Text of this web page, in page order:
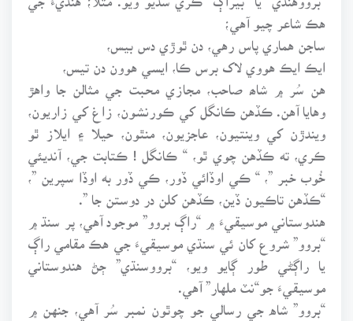
هڪ شاعر چيو آهي؛
ساجن هماري پاس رهي، دن ٿوڙي دس بيس،
ايڪ ايڪ هووي لاک برس ڪا، ايسي هوون دن تيس،
هن سُر ۾ شاھ صاحب، مجازي محبت جي مثالن جا واهڙ
وهايا آهن. ڪڏهن ڪانگل کي ڪورنشون، زاغ کي زاريون،
ويندڙن کي وينتيون، عاجزيون، منٿون، حيلا ۽ ايلاز ٿو
ڪري، ته ڪڏهن چوي ٿو، “ ڪانگل ! ڪتابت جي، آنديئي
خُوب خبر ”، “ ڪي اوڏائي ڏور، ڪي ڏور به اوڏا سپرين ”،
“ڪڏهن تاڪيون ڏين، ڪڏهن کلن در دوستن جا ”.
هندوستاني موسيقيءَ ۾ “راڳ بروو” موجود آهي، پر سنڌ ۾
“بروو” شروع کان ئي سنڌي موسيقيءَ جي هڪ مقامي راڳ
يا راڳڻي طور ڳايو ويو، “برووسنڌي” ڄڻ هندوستاني
موسيقيءَ جو“نٽ ملهار” آهي.
“بروو” شاه جي رسالي جو چوٿون نمبر سُر آهي، جنهن ۾